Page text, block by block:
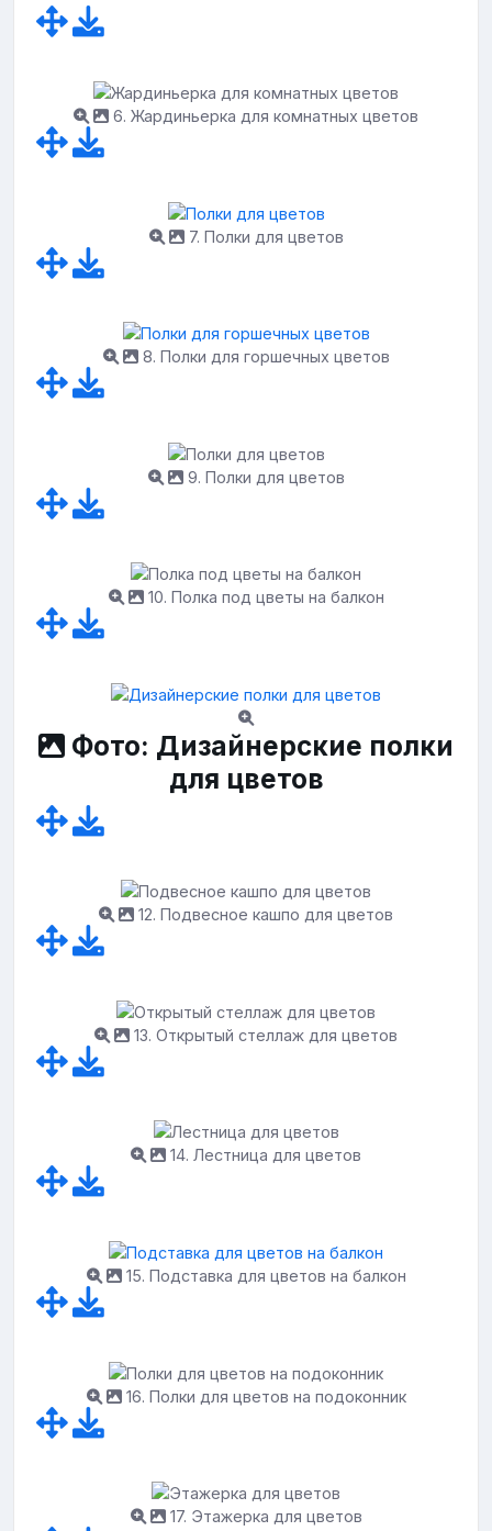
6. Жардиньерка для комнатных цветов
7. Полки для цветов
8. Полки для горшечных цветов
9. Полки для цветов
10. Полка под цветы на балкон
Фото: Дизайнерские полки
для цветов
12. Подвесное кашпо для цветов
13. Открытый стеллаж для цветов
14. Лестница для цветов
15. Подставка для цветов на балкон
16. Полки для цветов на подоконник
17. Этажерка для цветов